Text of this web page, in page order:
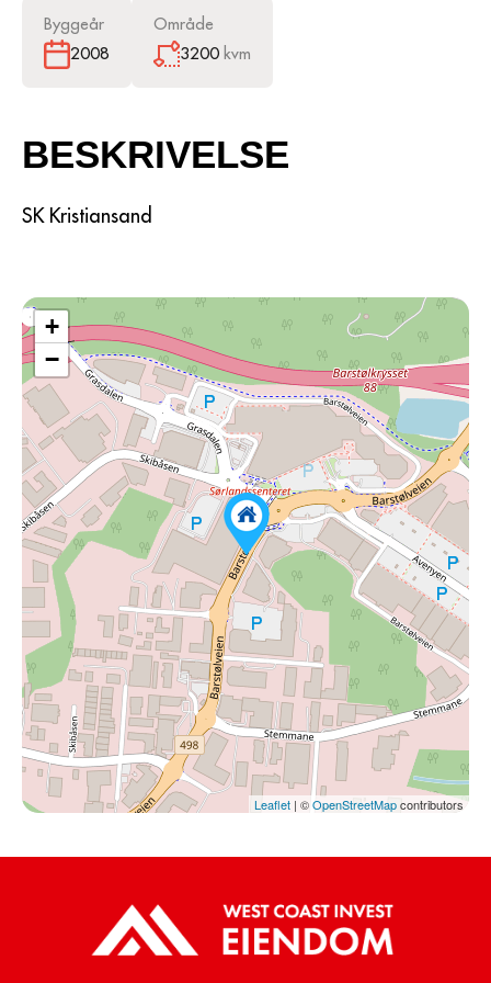
Byggeår
2008
Område
3200 kvm
BESKRIVELSE
SK Kristiansand
+
−
Leaflet | ©OpenStreetMapcontributors